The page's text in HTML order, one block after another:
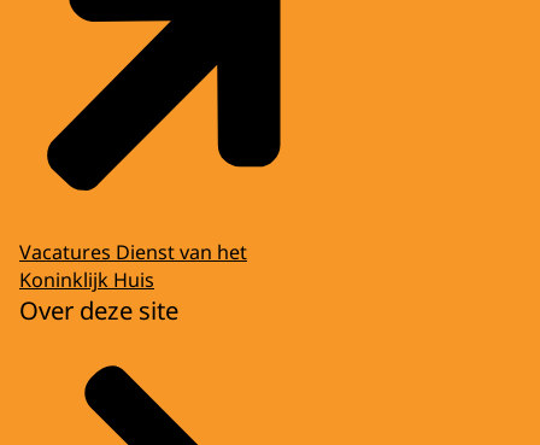
Vacatures Dienst van het
Koninklijk Huis
Over deze site